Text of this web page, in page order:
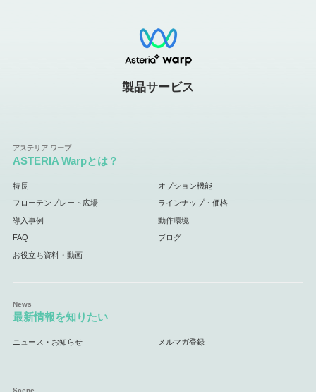
製品サービス
ASTERIA Warpとは？
特長 オプション機能
フローテンプレート広場 ラインナップ・価格
導入事例 動作環境
FAQ ブログ
お役立ち資料・動画
最新情報を知りたい
ニュース・お知らせ メルマガ登録